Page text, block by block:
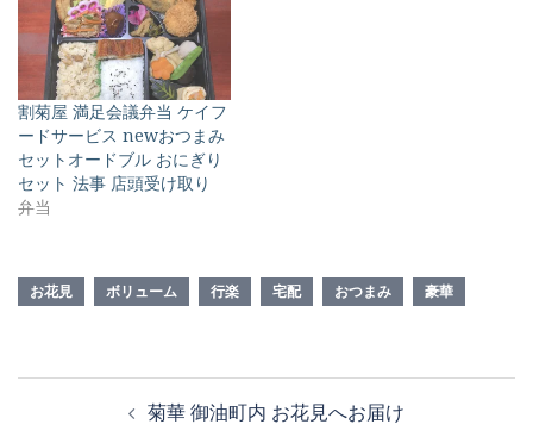
割菊屋 満足会議弁当 ケイフ
ードサービス newおつまみ
セットオードブル おにぎり
セット 法事 店頭受け取り
弁当
お花見 ボリューム 行楽 宅配 おつまみ 豪華
投
菊華 御油町内 お花見へお届け